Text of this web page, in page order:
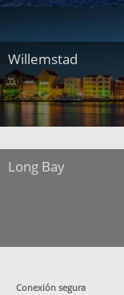
Willemstad
Long Bay
Conexión segura